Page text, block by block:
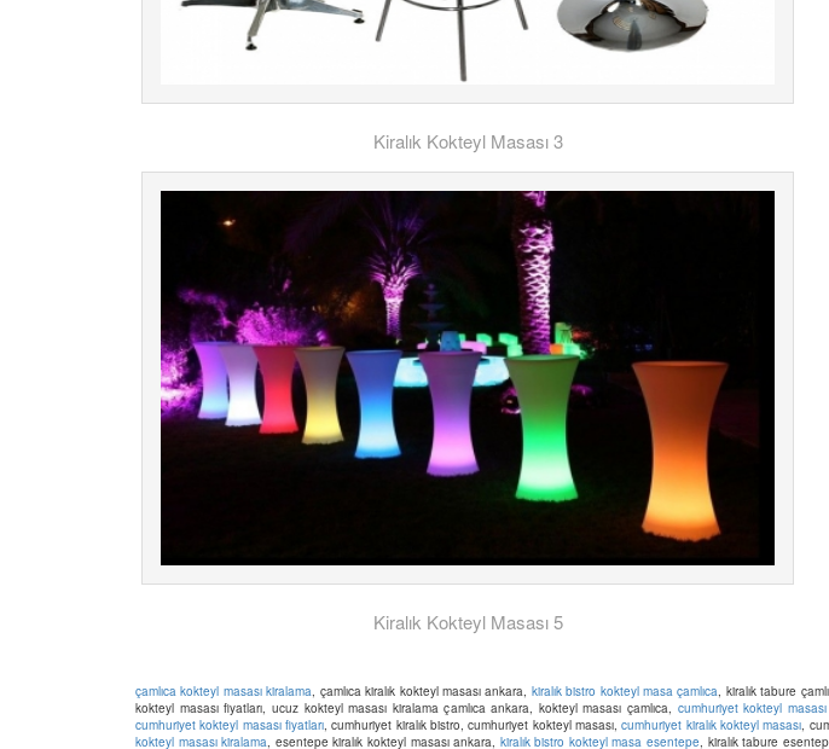
Kiralık Kokteyl Masası 3
Kiralık Kokteyl Masası 5
çamlıca kokteyl masası kiralama, çamlıca kiralık kokteyl masası ankara, kiralık bistro kokteyl masa çamlıca, kiralık tabure
kokteyl masası fiyatları, ucuz kokteyl masası kiralama çamlıca ankara, kokteyl masası çamlıca, cumhuriyet kokteyl
cumhuriyet kokteyl masası fiyatları, cumhuriyet kiralık bistro, cumhuriyet kokteyl masası,cumhuriyet kiralık kokteyl masası,
kokteyl masası kiralama, esentepe kiralık kokteyl masası ankara, kiralık bistro kokteyl masa esentepe, kiralık tabure